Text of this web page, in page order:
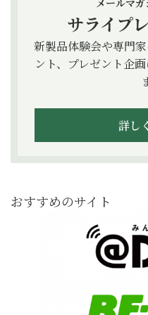
メールマ
サライプ
新製品体験会や専門
ント、プレゼント企
詳し
おすすめのサイト